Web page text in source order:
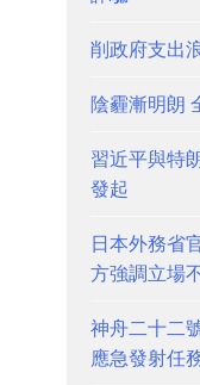
削政府支出
陰霾漸明朗
習近平與特
發起
日本外務省
方強調立場
神舟二十二
應急發射任